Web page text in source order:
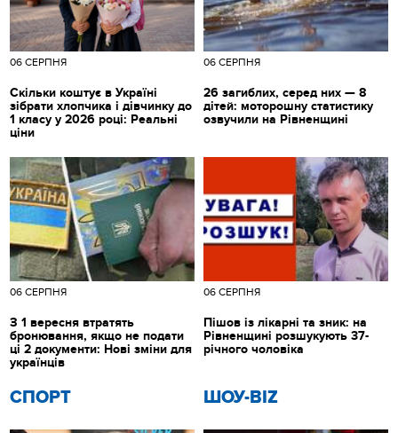
06 СЕРПНЯ
Скільки коштує в Україні
зібрати хлопчика і дівчинку до
1 класу у 2026 році: Реальні
ціни
06 СЕРПНЯ
26 загиблих, серед них — 8
дітей: моторошну статистику
озвучили на Рівненщині
СПОРТ ШОУ-BIZ
06 СЕРПНЯ
З 1 вересня втратять
бронювання, якщо не подати
ці 2 документи: Нові зміни для
українців
06 СЕРПНЯ
Пішов із лікарні та зник: на
Рівненщині розшукують 37-
річного чоловіка